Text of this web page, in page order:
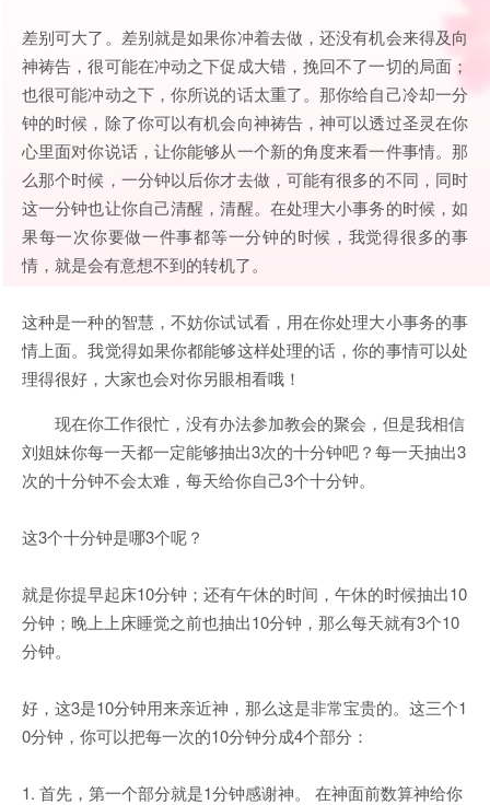
差别可大了。差别就是如果你冲着去做，还没有机会来得及向
神祷告，很可能在冲动之下促成大错，挽回不了一切的局面；
也很可能冲动之下，你所说的话太重了。那你给自己冷却一分
钟的时候，除了你可以有机会向神祷告，神可以透过圣灵在你
心里面对你说话，让你能够从一个新的角度来看一件事情。那
么那个时候，一分钟以后你才去做，可能有很多的不同，同时
这一分钟也让你自己清醒，清醒。在处理大小事务的时候，如
果每一次你要做一件事都等一分钟的时候，我觉得很多的事
情，就是会有意想不到的转机了。
这种是一种的智慧，不妨你试试看，用在你处理大小事务的事
情上面。我觉得如果你都能够这样处理的话，你的事情可以处
理得很好，大家也会对你另眼相看哦！
现在你工作很忙，没有办法参加教会的聚会，但是我相信
刘姐妹你每一天都一定能够抽出3次的十分钟吧？每一天抽出3
次的十分钟不会太难，每天给你自己3个十分钟。
这3个十分钟是哪3个呢？
就是你提早起床10分钟；还有午休的时间，午休的时候抽出10
分钟；晚上上床睡觉之前也抽出10分钟，那么每天就有3个10
分钟。
好，这3是10分钟用来亲近神，那么这是非常宝贵的。这三个1
0分钟，你可以把每一次的10分钟分成4个部分：
1. 首先，第一个部分就是1分钟感谢神。 在神面前数算神给你